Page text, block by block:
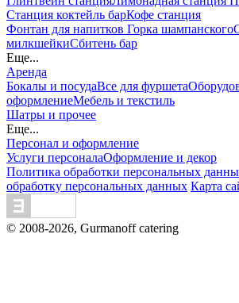
Станция коктейль барКофе станция
Фонтан для напитков Горка шампанского
милкшейкиСбитень бар
Еще...
Аренда
Бокалы и посудаВсе для фуршета
оформлениеМебель и текстиль
Шатры и прочее
Еще...
Персонал и оформление
Услуги персоналаОформление и декор
Политика обработки персональных
обработку персональных данных Карта
© 2008-2026, Gurmanoff catering